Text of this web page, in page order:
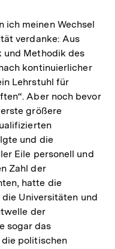
ich meinen Wechsel
verdanke: Aus
und Methodik des
kontinuierlicher
Lehrstuhl für
Aber noch bevor
größere
und die
Eile personell und
Zahl der
hatte die
Universitäten und
der
sogar das
die politischen